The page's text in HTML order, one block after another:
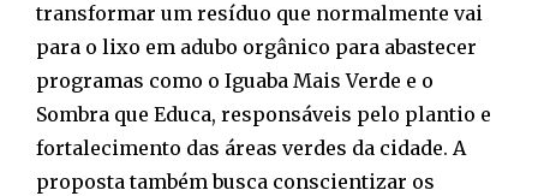
transformar um resíduo que normalmente vai
para o lixo em adubo orgânico para abastecer
programas como o Iguaba Mais Verde e o
Sombra que Educa, responsáveis pelo plantio e
fortalecimento das áreas verdes da cidade. A
proposta também busca conscientizar os